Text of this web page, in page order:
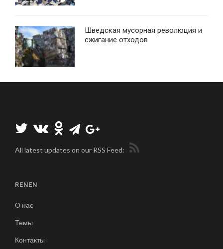
Шведская мусорная революция и
сжигание отходов
All latest updates on our RSS Feed:
RENEN
О нас
Темы
Контакты